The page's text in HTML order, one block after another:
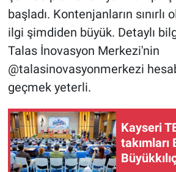
başladı. Kontenjanların sınırlı
ilgi şimdiden büyük. Detaylı
Talas İnovasyon Merkezi'nin
@talasinovasyonmerkezi
geçmek yeterli.
Kayseri
takımları